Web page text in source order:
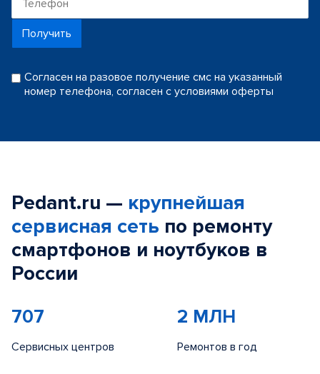
Получить
Согласен на разовое получение смс на указанный
номер телефона, согласен с условиями оферты
Pedant.ru — крупнейшая
сервисная сеть по ремонту
смартфонов и ноутбуков в
России
707
Сервисных центров
2 МЛН
Ремонтов в год